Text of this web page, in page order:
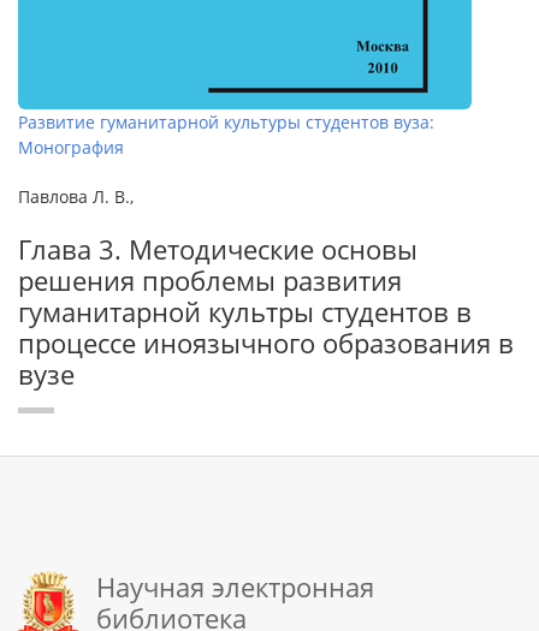
Развитие гуманитарной культуры студентов вуза:
Монография
Павлова Л. В.,
Глава 3. Методические основы
решения проблемы развития
гуманитарной культры студентов в
процессе иноязычного образования в
вузе
Научная электронная
библиотека